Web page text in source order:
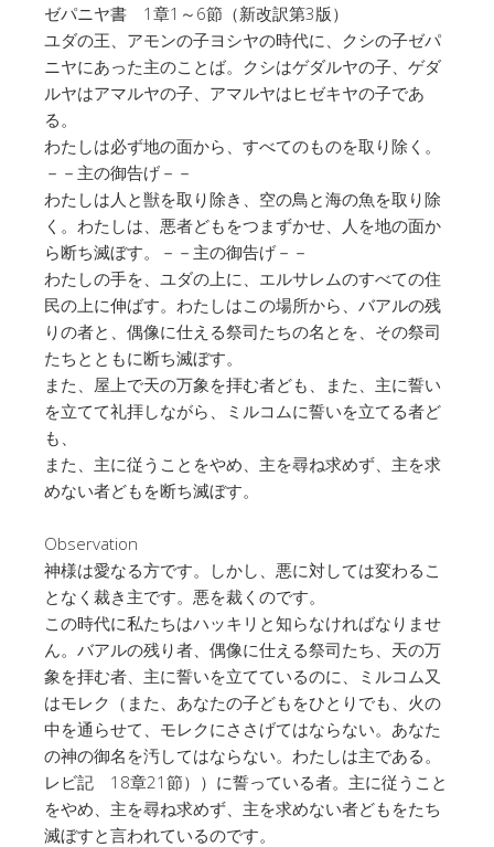
ゼパニヤ書 1章1～6節（新改訳第3版）
ユダの王、アモンの子ヨシヤの時代に、クシの子ゼパ
ニヤにあった主のことば。クシはゲダルヤの子、ゲダ
ルヤはアマルヤの子、アマルヤはヒゼキヤの子であ
る。
わたしは必ず地の面から、すべてのものを取り除く。
－－主の御告げ－－
わたしは人と獣を取り除き、空の鳥と海の魚を取り除
く。わたしは、悪者どもをつまずかせ、人を地の面か
ら断ち滅ぼす。－－主の御告げ－－
わたしの手を、ユダの上に、エルサレムのすべての住
民の上に伸ばす。わたしはこの場所から、バアルの残
りの者と、偶像に仕える祭司たちの名とを、その祭司
たちとともに断ち滅ぼす。
また、屋上で天の万象を拝む者ども、また、主に誓い
を立てて礼拝しながら、ミルコムに誓いを立てる者ど
も、
また、主に従うことをやめ、主を尋ね求めず、主を求
めない者どもを断ち滅ぼす。
Observation
神様は愛なる方です。しかし、悪に対しては変わるこ
となく裁き主です。悪を裁くのです。
この時代に私たちはハッキリと知らなければなりませ
ん。バアルの残り者、偶像に仕える祭司たち、天の万
象を拝む者、主に誓いを立てているのに、ミルコム又
はモレク（また、あなたの子どもをひとりでも、火の
中を通らせて、モレクにささげてはならない。あなた
の神の御名を汚してはならない。わたしは主である。
レビ記 18章21節））に誓っている者。主に従うこと
をやめ、主を尋ね求めず、主を求めない者どもをたち
滅ぼすと言われているのです。